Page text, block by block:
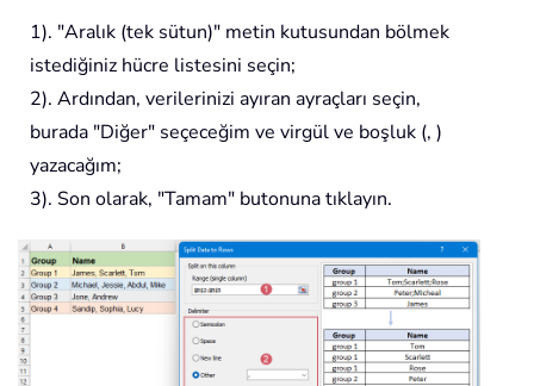
1). "Aralık (tek sütun)" metin kutusundan bölmek
istediğiniz hücre listesini seçin;
2). Ardından, verilerinizi ayıran ayraçları seçin,
burada "Diğer" seçeceğim ve virgül ve boşluk (, )
yazacağım;
3). Son olarak, "Tamam" butonuna tıklayın.